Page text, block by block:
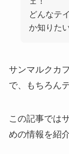
どんなテ
か知りた
サンマルクカ
で、もちろん
この記事では
めの情報を紹